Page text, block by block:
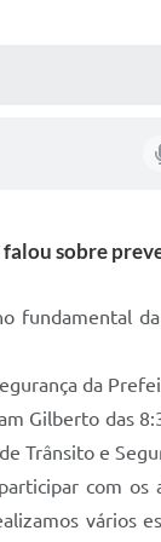
sobre
da
Gilberto das
Trânsito e
com
vários